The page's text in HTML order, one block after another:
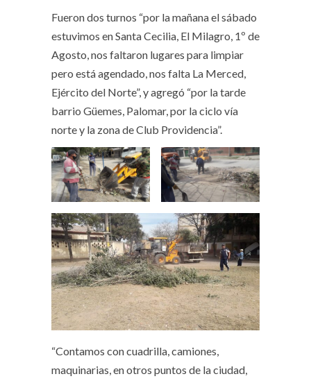
Fueron dos turnos “por la mañana el sábado
estuvimos en Santa Cecilia, El Milagro, 1º de
Agosto, nos faltaron lugares para limpiar
pero está agendado, nos falta La Merced,
Ejército del Norte”, y agregó “por la tarde
barrio Güemes, Palomar, por la ciclo vía
norte y la zona de Club Providencia”.
“Contamos con cuadrilla, camiones,
maquinarias, en otros puntos de la ciudad,